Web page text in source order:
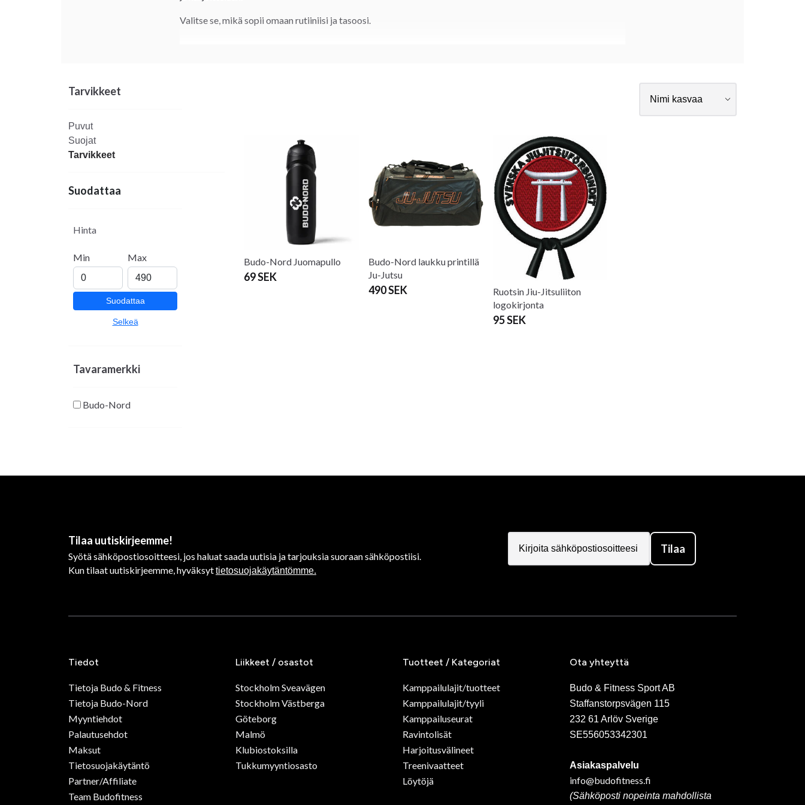
Valitse se, mikä sopii omaan rutiiniisi ja tasoosi.
Tarvikkeet
Puvut
Suojat
Tarvikkeet
Suodattaa
Hinta
Min Max
Suodattaa
Selkeä
Tavaramerkki
Budo-Nord
Budo-Nord Juomapullo
69 SEK
Budo-Nord laukku printillä
Ju-Jutsu
490 SEK
Ruotsin Jiu-Jitsuliiton
logokirjonta
95 SEK
Tilaa uutiskirjeemme!
Syötä sähköpostiosoitteesi, jos haluat saada uutisia ja tarjouksia suoraan sähköpostiisi.
Kun tilaat uutiskirjeemme, hyväksyttietosuojakäytäntömme.
Tilaa
Tiedot
Tietoja Budo & Fitness
Tietoja Budo-Nord
Myyntiehdot
Palautusehdot
Maksut
Tietosuojakäytäntö
Partner/Affiliate
Team Budofitness
Liikkeet / osastot
Stockholm Sveavägen
Stockholm Västberga
Göteborg
Malmö
Klubiostoksilla
Tukkumyyntiosasto
Tuotteet / Kategoriat
Kamppailulajit/tuotteet
Kamppailulajit/tyyli
Kamppailuseurat
Ravintolisät
Harjoitusvälineet
Treenivaatteet
Löytöjä
Ota yhteyttä
Budo & Fitness Sport AB
Staffanstorpsvägen 115
232 61 Arlöv Sverige
SE556053342301
Asiakaspalvelu
info@budofitness.fi
(Sähköposti nopeinta mahdollista